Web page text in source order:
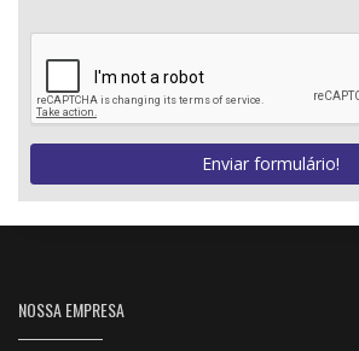
Enviar formulário!
NOSSA EMPRESA